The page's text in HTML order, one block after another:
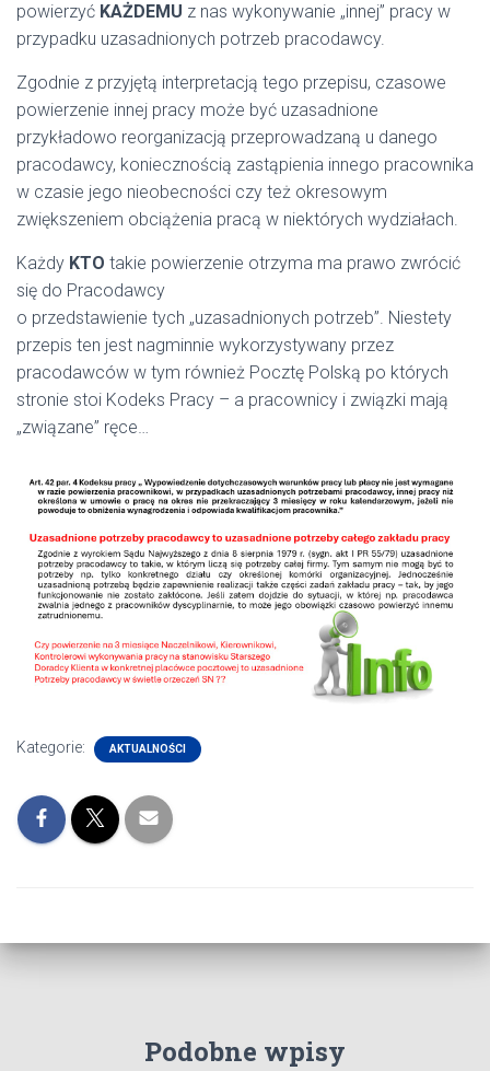
powierzyć KAŻDEMU z nas wykonywanie „innej” pracy w
przypadku uzasadnionych potrzeb pracodawcy.
Zgodnie z przyjętą interpretacją tego przepisu, czasowe
powierzenie innej pracy może być uzasadnione
przykładowo reorganizacją przeprowadzaną u danego
pracodawcy, koniecznością zastąpienia innego pracownika
w czasie jego nieobecności czy też okresowym
zwiększeniem obciążenia pracą w niektórych wydziałach.
Każdy KTO takie powierzenie otrzyma ma prawo zwrócić
się do Pracodawcy
o przedstawienie tych „uzasadnionych potrzeb”. Niestety
przepis ten jest nagminnie wykorzystywany przez
pracodawców w tym również Pocztę Polską po których
stronie stoi Kodeks Pracy – a pracownicy i związki mają
„związane” ręce…
Kategorie: AKTUALNOŚCI
Podobne wpisy